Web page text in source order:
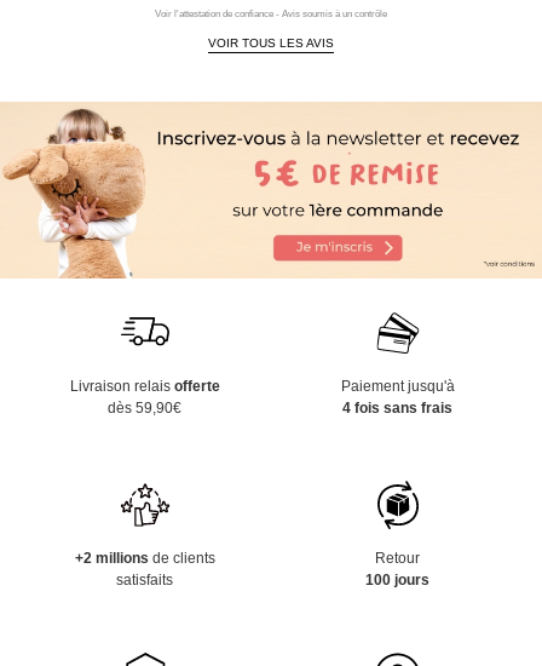
Voir l'attestation de confiance - Avis soumis à un contrôle
VOIR TOUS LES AVIS
Livraison relais offerte
dès 59,90€
Paiement jusqu'à
4 fois sans frais
+2 millions de clients
satisfaits
Retour
100 jours